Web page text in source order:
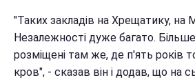
"Таких закладів на Хрещатику, на
Незалежності дуже багато.
розміщені там же, де п'ять років
кров", - сказав він і додав, що на